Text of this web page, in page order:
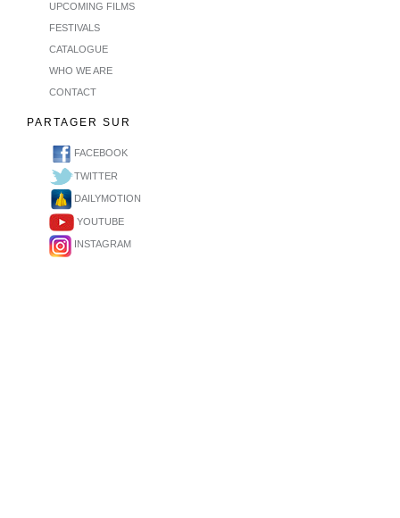
UPCOMING FILMS
FESTIVALS
CATALOGUE
WHO WE ARE
CONTACT
PARTAGER SUR
FACEBOOK
TWITTER
DAILYMOTION
YOUTUBE
INSTAGRAM